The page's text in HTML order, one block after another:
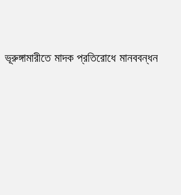
ভূরুঙ্গামারীতে মাদক প্রতিরোধে মানববন্ধন